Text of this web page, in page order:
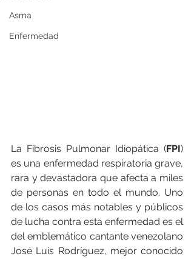
Asma
Enfermedad
La Fibrosis Pulmonar Idiopática (FPI)
es una enfermedad respiratoria grave,
rara y devastadora que afecta a miles
de personas en todo el mundo. Uno
de los casos más notables y públicos
de lucha contra esta enfermedad es el
del emblemático cantante venezolano
José Luis Rodríguez, mejor conocido